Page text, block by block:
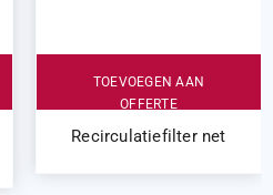
TOEVOEGEN AAN
OFFERTE
Recirculatiefilter net